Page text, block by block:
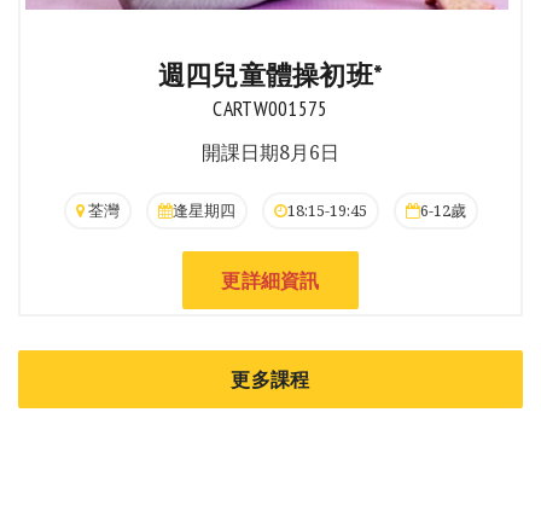
週四兒童體操初班*
CARTW001575
開課日期8月6日
荃灣 逢星期四 18:15-19:45 6-12歲
更詳細資訊
更多課程